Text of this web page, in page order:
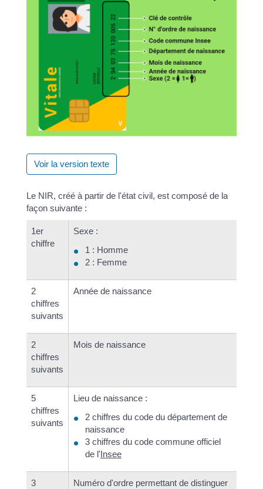
Voir la version texte
Le NIR, créé à partir de l'état civil, est composé de la
façon suivante :
1er
chiffre
Sexe :
1 : Homme
2 : Femme
2
chiffres
suivants
Année de naissance
2
chiffres
suivants
Mois de naissance
5
chiffres
suivants
Lieu de naissance :
2 chiffres du code du département de
naissance
3 chiffres du code commune officiel
de l'Insee
3
Numéro d'ordre permettant de distinguer